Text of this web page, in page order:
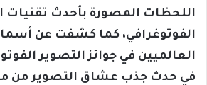
اللحظات المصورة بأحدث تقنيات
الفوتوغرافي، كما كشفت عن
في حدث جذب عشاق التصوير من